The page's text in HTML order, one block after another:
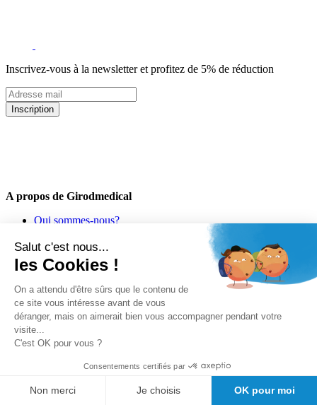
Inscrivez-vous à la newsletter et profitez de 5% de réduction
Inscription
A propos de Girodmedical
Qui sommes-nous?
Le Blog de GirodMedical
Nos engagements
Offre spéciale étudiants
Demande de devis
Bon de commande PDF
Découvrez Doctolib pour les médecins
Découvrez Doctolib : le logiciel kiné
Salut c'est nous...
les Cookies !
On a attendu d'être sûrs que le contenu de
ce site vous intéresse avant de vous
déranger, mais on aimerait bien vous accompagner pendant votre
visite...
C'est OK pour vous ?
Consentements certifiés par
Non merci Je choisis OK pour moi